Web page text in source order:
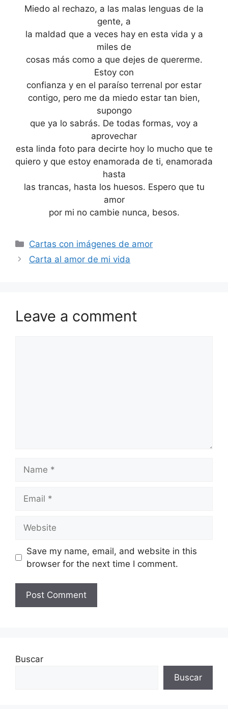
Miedo al rechazo, a las malas lenguas de la
gente, a
la maldad que a veces hay en esta vida y a
miles de
cosas más como a que dejes de quererme.
Estoy con
confianza y en el paraíso terrenal por estar
contigo, pero me da miedo estar tan bien,
supongo
que ya lo sabrás. De todas formas, voy a
aprovechar
esta linda foto para decirte hoy lo mucho que te
quiero y que estoy enamorada de ti, enamorada
hasta
las trancas, hasta los huesos. Espero que tu
amor
por mi no cambie nunca, besos.
Categories
Cartas con imágenes de amor
Carta al amor de mi vida
Leave a comment
Save my name, email, and website in this
browser for the next time I comment.
Buscar
Buscar